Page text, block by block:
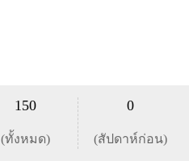
150
(ทั้งหมด)
0
(สัปดาห์ก่อน)